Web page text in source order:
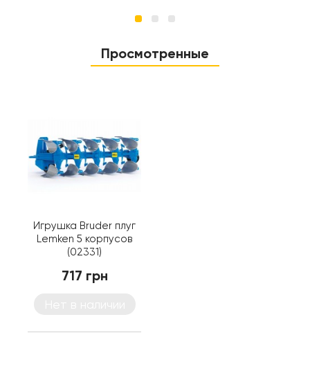
Просмотренные
Игрушка Bruder плуг
Lemken 5 корпусов
(02331)
717 грн